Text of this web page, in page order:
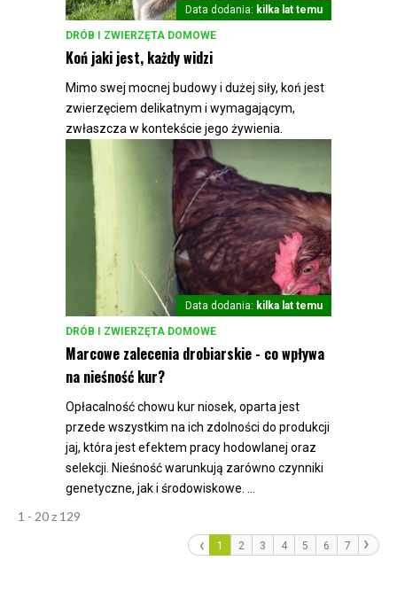
DRÓB I ZWIERZĘTA DOMOWE
kilka lat temu
Data dodania:
Koń jaki jest, każdy widzi
Mimo swej mocnej budowy i dużej siły, koń jest
zwierzęciem delikatnym i wymagającym,
zwłaszcza w kontekście jego żywienia.
DRÓB I ZWIERZĘTA DOMOWE
kilka lat temu
Data dodania:
Marcowe zalecenia drobiarskie - co wpływa
na nieśność kur?
Opłacalność chowu kur niosek, oparta jest
przede wszystkim na ich zdolności do produkcji
jaj, która jest efektem pracy hodowlanej oraz
selekcji. Nieśność warunkują zarówno czynniki
genetyczne, jak i środowiskowe. ...
1 - 20 z 129
‹ 1 2 3 4 5 6 7 ›